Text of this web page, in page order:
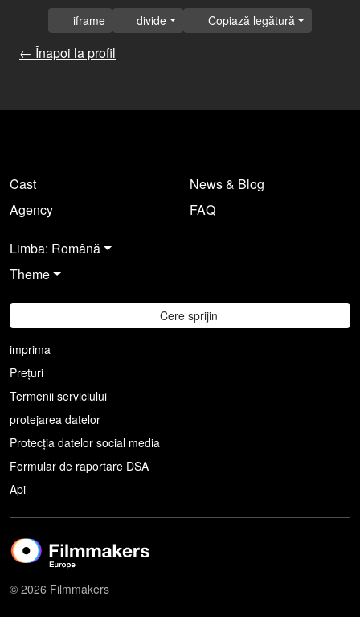
← Înapoi la profil
iframe divide Copiază legătură
Cast
Agency
News & Blog
FAQ
Limba: Română
Theme
Cere sprijin
imprima
Prețuri
Termenii serviciului
protejarea datelor
Protecția datelor social media
Formular de raportare DSA
Api
© 2026 Filmmakers